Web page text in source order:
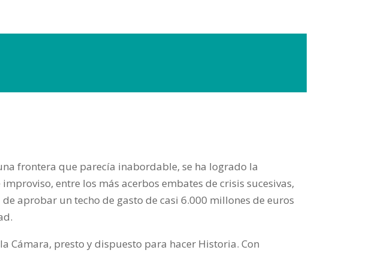
frontera que parecía inabordable, se ha logrado la
entre los más acerbos embates de crisis sucesivas,
aprobar un techo de gasto de casi 6.000 millones de euros
Cámara, presto y dispuesto para hacer Historia. Con